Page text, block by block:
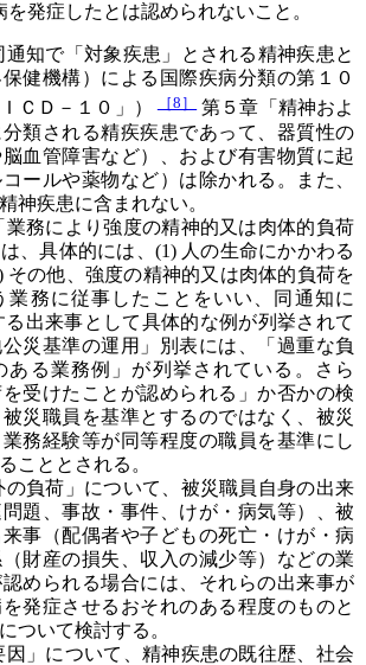
を発症したとは認められないこと。
知で「対象疾患」とされる精神疾患と
健機構）による国際疾病分類の第１０
ＣＤ－１０」） ［8］ 第５章「精神およ
類される精疾疾患であって、器質性の
血管障害など）、および有害物質に起
ールや薬物など）は除かれる。また、
神疾患に含まれない。
務により強度の精神的又は肉体的負荷
、具体的には、(1) 人の生命にかかわる
その他、強度の精神的又は肉体的負荷を
業務に従事したことをいい、同通知に
る出来事として具体的な例が列挙されて
災基準の運用」別表には、「過重な負
ある業務例」が列挙されている。さら
受けたことが認められる」か否かの検
災職員を基準とするのではなく、被災
務経験等が同等程度の職員を基準にし
こととされる。
負荷」について、被災職員自身の出来
題、事故・事件、けが・病気等）、被
事（配偶者や子どもの死亡・けが・病
財産の損失、収入の減少等）などの業
められる場合には、それらの出来事が
発症させるおそれのある程度のものと
ついて検討する。
」について、精神疾患の既往歴、社会